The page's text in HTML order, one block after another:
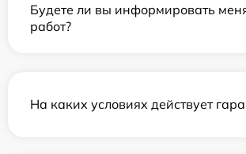
Будете ли вы информировать
работ?
На каких условиях действует